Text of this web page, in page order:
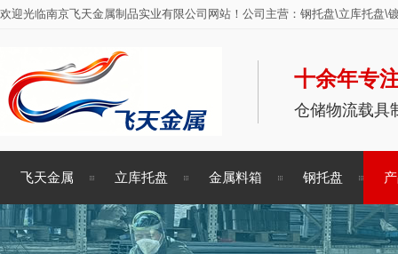
欢迎光临南京飞天金属制品实业有限公司网站！公司主营：钢托盘\立库托盘\
十余年专
仓储物流载具
飞天金属 立库托盘 金属料箱 钢托盘